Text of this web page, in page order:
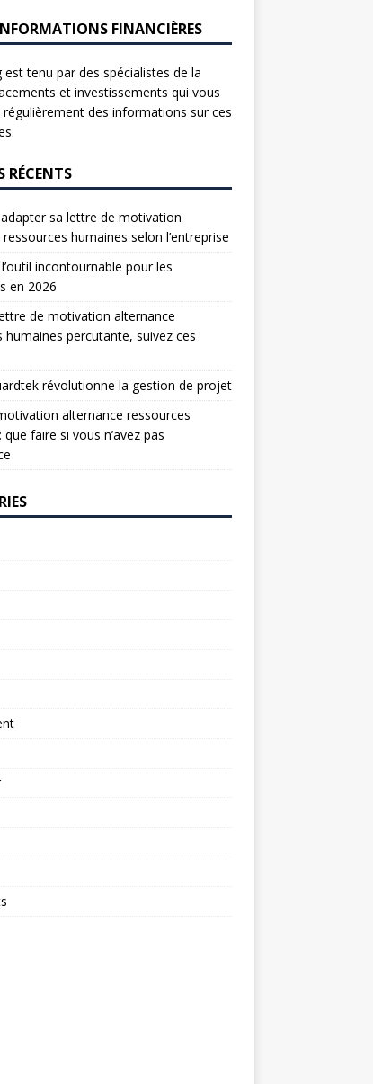
FINANCIÈRES
tenu par des spécialistes de la
et investissements qui vous
des informations sur ces
RÉCENTS
sa lettre de motivation
humaines selon l’entreprise
incontournable pour les
en 2026
de motivation alternance
humaines percutante, suivez ces
révolutionne la gestion de projet
alternance ressources
faire si vous n’avez pas